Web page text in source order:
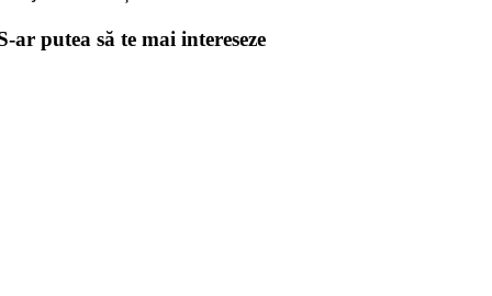
ar putea să te mai intereseze